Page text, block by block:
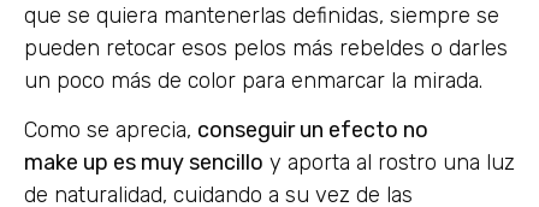
que se quiera mantenerlas definidas, siempre se
pueden retocar esos pelos más rebeldes o darles
un poco más de color para enmarcar la mirada.
Como se aprecia, conseguir un efecto no
make up es muy sencillo y aporta al rostro una luz
de naturalidad, cuidando a su vez de las